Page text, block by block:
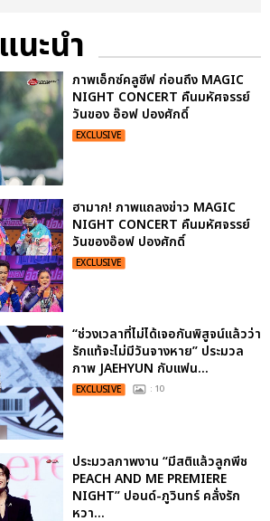
แนะนำ
ภาพเอ็กซ์คลูซีฟ ก่อนถึง MAGIC
NIGHT CONCERT คืนมหัศจรรย์
วันของ อ๊อฟ ปองศักดิ์
EXCLUSIVE
ฮามาก! ภาพแถลงข่าว MAGIC
NIGHT CONCERT คืนมหัศจรรย์
วันของอ๊อฟ ปองศักดิ์
EXCLUSIVE
“ช่วงเวลาที่ไม่ได้เจอกันพิสูจน์แล้วว่า
รักแท้จะไม่มีวันจางหาย” ประมวล
ภาพ JAEHYUN กับแฟน...
EXCLUSIVE : 10
ประมวลภาพงาน “มีสติแล้วลูกพีช
PEACH AND ME PREMIERE
NIGHT” ปอนด์-ภูวินทร์ คลั่งรัก
หวา...